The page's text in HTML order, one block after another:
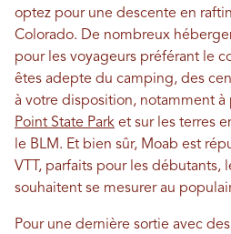
optez pour une descente en
Colorado. De nombreux
pour les voyageurs préférant le
êtes adepte du camping, des
à votre disposition, notamment à
Point State Park et sur les terres
le BLM. Et bien sûr, Moab est
VTT, parfaits pour les débutants,
souhaitent se mesurer au
Pour une dernière sortie avec